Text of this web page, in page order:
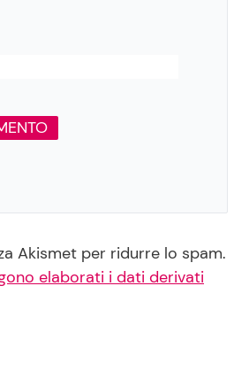
Akismet per ridurre lo spam.
elaborati i dati derivati